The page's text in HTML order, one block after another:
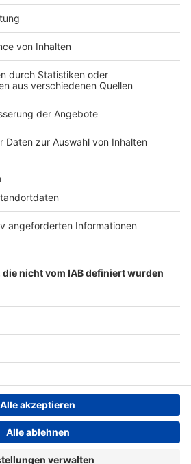
Kontakt
Studio-Hotline
Verkehrs-Hotline
Newsletter